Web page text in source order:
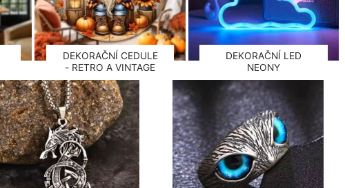
DEKORAČNÍ CEDULE
- RETRO A VINTAGE
DEKORAČNÍ LED
NEONY